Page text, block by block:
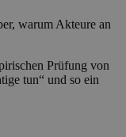
warum Akteure an
Prüfung von
tun“ und so ein